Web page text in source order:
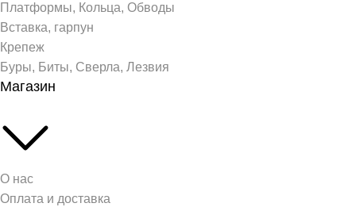
Платформы, Кольца, Обводы
Вставка, гарпун
Крепеж
Буры, Биты, Сверла, Лезвия
Магазин
О нас
Оплата и доставка